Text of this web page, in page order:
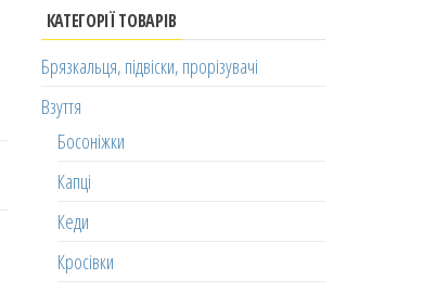
КАТЕГОРІЇ ТОВАРІВ
Брязкальця, підвіски, прорізувачі
Взуття
Босоніжки
Капці
Кеди
Кросівки